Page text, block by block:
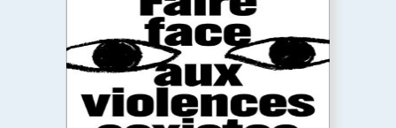
Faire face aux violences sexistes et
sexuelles
Un livre essentiel, à la fois témoignage et guide,
qui dévoile le continuum des violences sexistes